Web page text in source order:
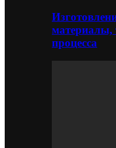
материалы,
процесса